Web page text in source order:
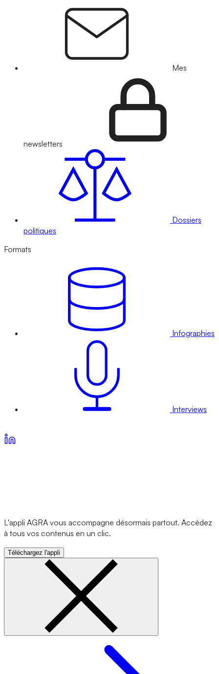
Mes
newsletters
Dossiers
politiques
Formats
Infographies
Interviews
L'appli AGRA vous accompagne désormais partout. Accédez
à tous vos contenus en un clic.
Téléchargez l'appli